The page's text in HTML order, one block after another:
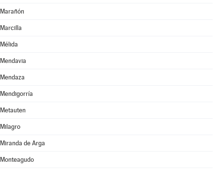
Marañón
Marcilla
Mélida
Mendavia
Mendaza
Mendigorría
Metauten
Milagro
Miranda de Arga
Monteagudo